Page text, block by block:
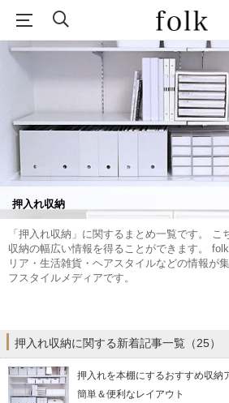
押入れ収納
「押入れ収納」に関するまとめ一覧です。
収納の幅広い情報を得ることができます。
リア・生活雑貨・ヘアスタイルなどの情報が
フスタイルメディアです。
押入れ収納に関する新着記事一覧（25）
押入れを本棚にするおすすめ収納
簡単＆便利なレイアウト